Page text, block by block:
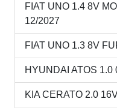
FIAT UNO 1.4 8V
12/2027
FIAT UNO 1.3 8V
HYUNDAI ATOS 1.0
KIA CERATO 2.0